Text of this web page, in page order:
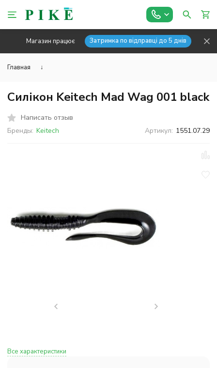
Магазин працює Затримка по відправці до 5 днів
Главная ↓
Силікон Keitech Mad Wag 001 black
Написать отзыв
Бренды: Keitech Артикул: 1551.07.29
Все характеристики